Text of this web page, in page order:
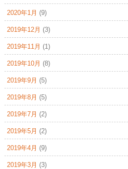
2020年1月 (9)
2019年12月 (3)
2019年11月 (1)
2019年10月 (8)
2019年9月 (5)
2019年8月 (5)
2019年7月 (2)
2019年5月 (2)
2019年4月 (9)
2019年3月 (3)